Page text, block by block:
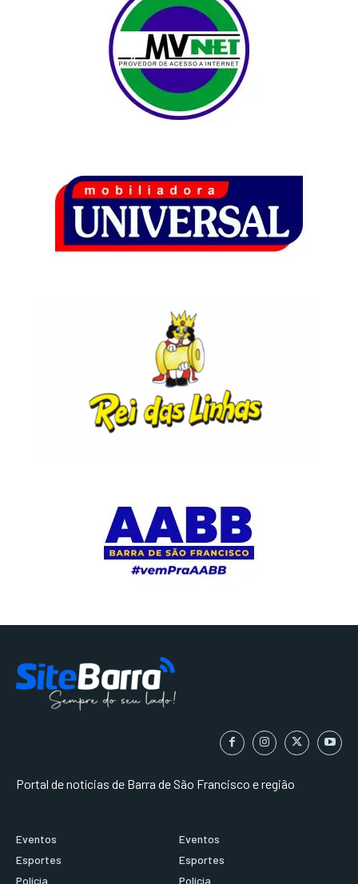
Portal de notícias de Barra de São Francisco e região
Eventos
Esportes
Polícia
Eventos
Esportes
Polícia